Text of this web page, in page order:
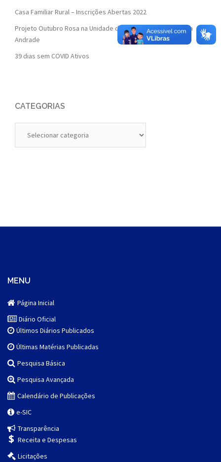
Casa Familiar Rural – Inscrições Abertas 2022
Projeto Outubro Rosa na Unidade de Saúde da Família Isaura
Andrade
39 dias sem COVID Ativos
CATEGORIAS
MENU
Página Inicial
Diário Oficial
Últimos Diários Publicados
Últimas Matérias Publicadas
Pesquisa Básica
Pesquisa Avançada
Calendário de Publicações
e-SIC
Transparência
Receita e Despesas
Licitações